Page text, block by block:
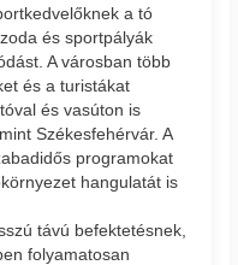
a tó
és sportpályák
A városban több
és a turistákat
és vasúton is
Székesfehérvár. A
programokat
hangulatát is
távú befektetésnek,
folyamatosan